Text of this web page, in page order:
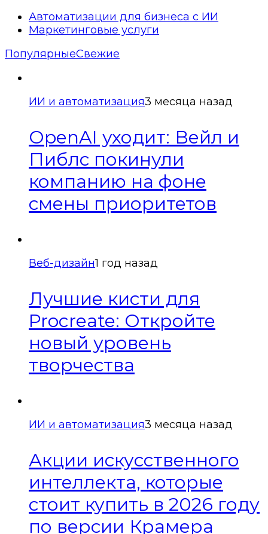
Автоматизации для бизнеса с ИИ
Маркетинговые услуги
ПопулярныеСвежие
ИИ и автоматизация3 месяца назад
OpenAI уходит: Вейл и
Пиблс покинули
компанию на фоне
смены приоритетов
Веб-дизайн1 год назад
Лучшие кисти для
Procreate: Откройте
новый уровень
творчества
ИИ и автоматизация3 месяца назад
Акции искусственного
интеллекта, которые
стоит купить в 2026 году
по версии Крамера